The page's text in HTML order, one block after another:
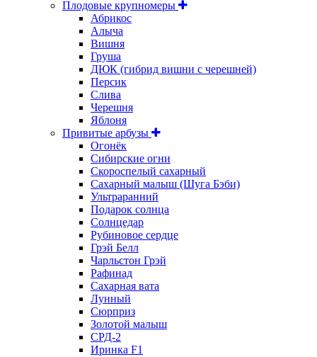
Плодовые крупномеры
Абрикос
Алыча
Вишня
Груша
ДЮК (гибрид вишни с черешней)
Персик
Слива
Черешня
Яблоня
Привитые арбузы
Огонёк
Сибирские огни
Скороспелый сахарный
Сахарный малыш (Шуга Бэби)
Ультраранний
Подарок солнца
Солнцедар
Рубиновое сердце
Грэй Белл
Чарльстон Грэй
Рафинад
Сахарная вата
Лунный
Сюрприз
Золотой малыш
СРД-2
Иринка F1